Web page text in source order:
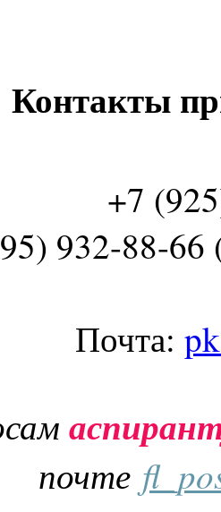
Контакты
+7
932-88-66
Почта:
почте